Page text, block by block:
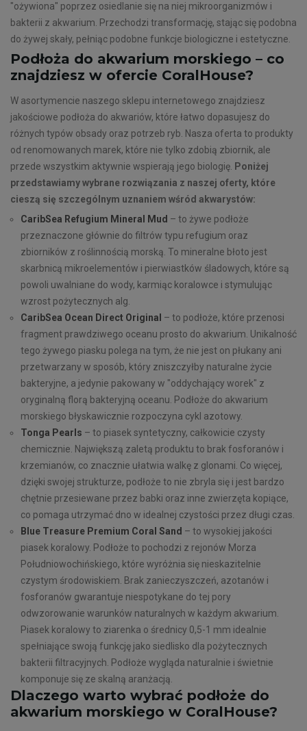
"ożywiona" poprzez osiedlanie się na niej mikroorganizmów i
bakterii z akwarium. Przechodzi transformację, stając się podobna
do żywej skały, pełniąc podobne funkcje biologiczne i estetyczne​.
Podłoża do akwarium morskiego – co
znajdziesz w ofercie CoralHouse?
W asortymencie naszego sklepu internetowego znajdziesz
jakościowe podłoża do akwariów, które łatwo dopasujesz do
różnych typów obsady oraz potrzeb ryb. Nasza oferta to produkty
od renomowanych marek, które nie tylko zdobią zbiornik, ale
przede wszystkim aktywnie wspierają jego biologię. Poniżej
przedstawiamy wybrane rozwiązania z naszej oferty, które
cieszą się szczególnym uznaniem wśród akwarystów:
CaribSea Refugium Mineral Mud – to żywe podłoże
przeznaczone głównie do filtrów typu refugium oraz
zbiorników z roślinnością morską. To mineralne błoto jest
skarbnicą mikroelementów i pierwiastków śladowych, które są
powoli uwalniane do wody, karmiąc koralowce i stymulując
wzrost pożytecznych alg.
CaribSea Ocean Direct Original – to podłoże, które przenosi
fragment prawdziwego oceanu prosto do akwarium. Unikalność
tego żywego piasku polega na tym, że nie jest on płukany ani
przetwarzany w sposób, który zniszczyłby naturalne życie
bakteryjne, a jedynie pakowany w "oddychający worek" z
oryginalną florą bakteryjną oceanu. Podłoże do akwarium
morskiego błyskawicznie rozpoczyna cykl azotowy.
Tonga Pearls – to piasek syntetyczny, całkowicie czysty
chemicznie. Największą zaletą produktu to brak fosforanów i
krzemianów, co znacznie ułatwia walkę z glonami. Co więcej,
dzięki swojej strukturze, podłoże to nie zbryla się i jest bardzo
chętnie przesiewane przez babki oraz inne zwierzęta kopiące,
co pomaga utrzymać dno w idealnej czystości przez długi czas.
Blue Treasure Premium Coral Sand – to wysokiej jakości
piasek koralowy. Podłoże to pochodzi z rejonów Morza
Południowochińskiego, które wyróżnia się nieskazitelnie
czystym środowiskiem. Brak zanieczyszczeń, azotanów i
fosforanów gwarantuje niespotykane do tej pory
odwzorowanie warunków naturalnych w każdym akwarium.
Piasek koralowy to ziarenka o średnicy 0,5-1 mm idealnie
spełniające swoją funkcję jako siedlisko dla pożytecznych
bakterii filtracyjnych. Podłoże wygląda naturalnie i świetnie
komponuje się ze skalną aranżacją.
Dlaczego warto wybrać podłoże do
akwarium morskiego w CoralHouse?